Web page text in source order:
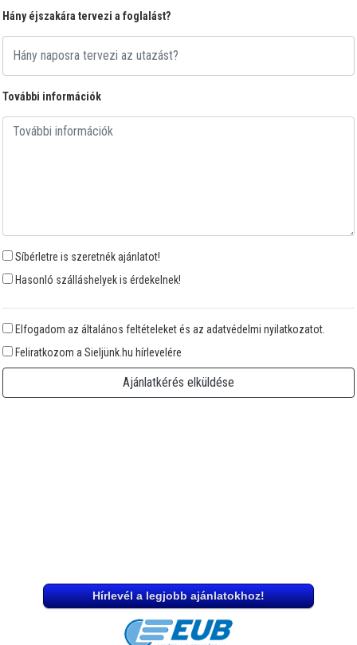
Hány éjszakára tervezi a foglalást?
További információk
Síbérletre is szeretnék ajánlatot!
Hasonló szálláshelyek is érdekelnek!
Elfogadom az általános feltételeket és az adatvédelmi nyilatkozatot.
Feliratkozom a Sieljünk.hu hírlevelére
Ajánlatkérés elküldése
Hírlevél a legjobb ajánlatokhoz!